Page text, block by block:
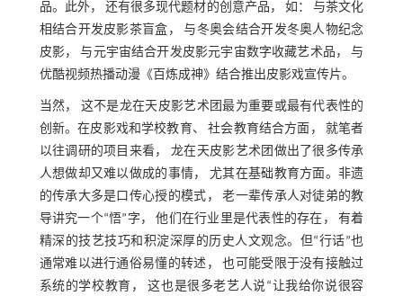
品。此外， 还有很多现代题材的创意产品， 如： 与茶文化
相结合开发皮影茶盲盒， 与冬奥会结合开发冬奥人物纪念
皮影， 与元宇宙结合开发皮影元宇宙数字收藏艺术品， 与
优酷视频热播动漫《百炼成神》结合推出皮影戏宣传片。
当然， 这不是龙在天皮影艺术团最为重要或最有代表性的
创新。在皮影戏和学校教育、 社会教育结合方面， 就笔者
以往调研的项目来看， 龙在天皮影艺术团做出了很多传承
人想做却又难以做成的事情， 尤其在基础教育方面。非遗
的传承大多是口传心授的模式， 老一辈传承人对徒弟的教
导讲究一个“悟”字， 他们在行业里是代表性的存在， 有着
精深的技艺技巧和积淀深厚的历史人文观念。但“行话”也
通常难以进行通俗易懂的转述， 也可能受限于没有接触过
系统的学校教育， 这也是很多老艺人说“让我给你说很容